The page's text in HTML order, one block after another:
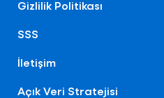
Gizlilik Politikası
SSS
İletişim
Açık Veri Stratejisi